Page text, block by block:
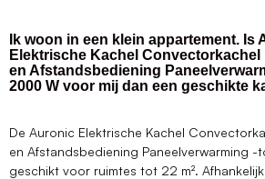
Ik woon in een klein appartement. Is
Elektrische Kachel Convectorkachel
en Afstandsbediening
2000 W voor mij dan een geschikte
De Auronic Elektrische Kachel
en Afstandsbediening Paneelverwarming
geschikt voor ruimtes tot 22 m².